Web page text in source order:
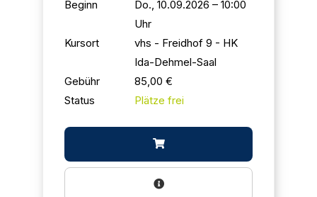
Beginn
Do., 10.09.2026 – 10:00
Uhr
Kursort
vhs - Freidhof 9 - HK
Ida-Dehmel-Saal
Gebühr
85,00 €
Status
Plätze frei